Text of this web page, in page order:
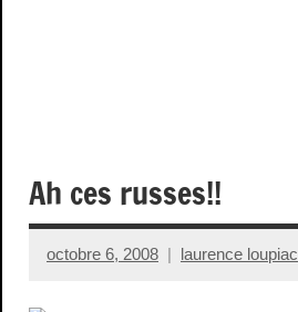
Ah ces russes!!
octobre 6, 2008 laurence loupiac